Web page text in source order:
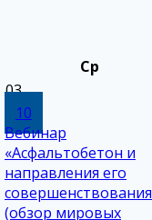
Ср
03
10
Вебинар
«Асфальтобетон и
направления его
совершенствования
(обзор мировых